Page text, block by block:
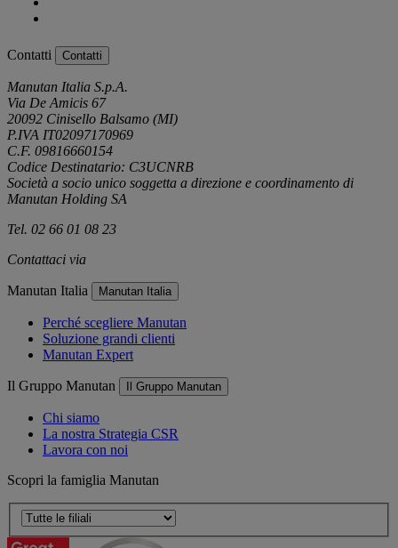
Contatti Contatti
Manutan Italia S.p.A.
Via De Amicis 67
20092 Cinisello Balsamo (MI)
P.IVA IT02097170969
C.F. 09816660154
Codice Destinatario: C3UCNRB
Società a socio unico soggetta a direzione e coordinamento di
Manutan Holding SA
Tel. 02 66 01 08 23
Contattaci via
Manutan Italia Manutan Italia
Perché scegliere Manutan
Soluzione grandi clienti
Manutan Expert
Il Gruppo Manutan Il Gruppo Manutan
Chi siamo
La nostra Strategia CSR
Lavora con noi
Scopri la famiglia Manutan